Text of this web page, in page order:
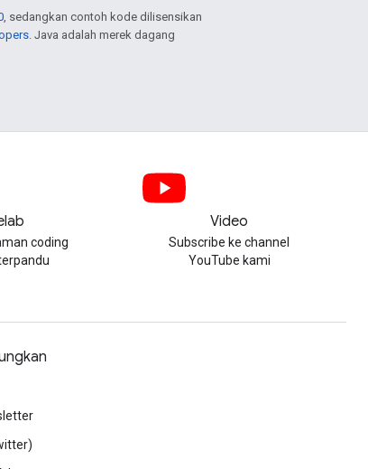
, sedangkan contoh kode dilisensikan
. Java adalah merek dagang
coding
Video
Subscribe ke channel
YouTube kami